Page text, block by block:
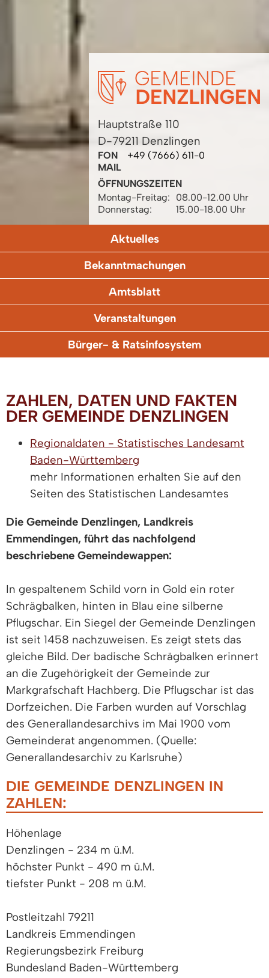
Hauptstraße 110
D-79211 Denzlingen
FON
+49 (7666) 611-0
MAIL
ÖFFNUNGSZEITEN
Montag-Freitag:
08.00-12.00 Uhr
Donnerstag:
15.00-18.00 Uhr
Aktuelles
Bekanntmachungen
Amtsblatt
Veranstaltungen
Bürger- & Ratsinfosystem
ZAHLEN, DATEN UND FAKTEN
DER GEMEINDE DENZLINGEN
Regionaldaten - Statistisches Landesamt
Baden-Württemberg
mehr Informationen erhalten Sie auf den
Seiten des Statistischen Landesamtes
Die Gemeinde Denzlingen, Landkreis
Emmendingen, führt das nachfolgend
beschriebene Gemeindewappen:
In gespaltenem Schild vorn in Gold ein roter
Schrägbalken, hinten in Blau eine silberne
Pflugschar. Ein Siegel der Gemeinde Denzlingen
ist seit 1458 nachzuweisen. Es zeigt stets das
gleiche Bild. Der badische Schrägbalken erinnert
an die Zugehörigkeit der Gemeinde zur
Markgrafschaft Hachberg. Die Pflugschar ist das
Dorfzeichen. Die Farben wurden auf Vorschlag
des Generallandesarchivs im Mai 1900 vom
Gemeinderat angenommen. (Quelle:
Generallandesarchiv zu Karlsruhe)
DIE GEMEINDE DENZLINGEN IN
ZAHLEN:
Höhenlage
Denzlingen - 234 m ü.M.
höchster Punkt - 490 m ü.M.
tiefster Punkt - 208 m ü.M.
Postleitzahl 79211
Landkreis Emmendingen
Regierungsbezirk Freiburg
Bundesland Baden-Württemberg